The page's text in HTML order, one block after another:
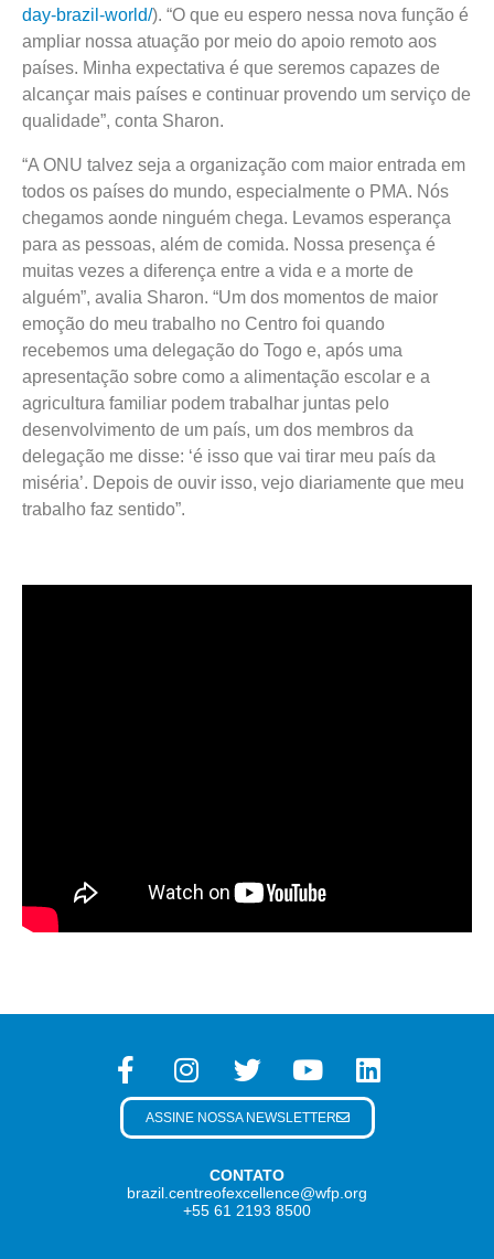
day-brazil-world/). “O que eu espero nessa nova função é
ampliar nossa atuação por meio do apoio remoto aos
países. Minha expectativa é que seremos capazes de
alcançar mais países e continuar provendo um serviço de
qualidade”, conta Sharon.
“A ONU talvez seja a organização com maior entrada em
todos os países do mundo, especialmente o PMA. Nós
chegamos aonde ninguém chega. Levamos esperança
para as pessoas, além de comida. Nossa presença é
muitas vezes a diferença entre a vida e a morte de
alguém”, avalia Sharon. “Um dos momentos de maior
emoção do meu trabalho no Centro foi quando
recebemos uma delegação do Togo e, após uma
apresentação sobre como a alimentação escolar e a
agricultura familiar podem trabalhar juntas pelo
desenvolvimento de um país, um dos membros da
delegação me disse: ‘é isso que vai tirar meu país da
miséria’. Depois de ouvir isso, vejo diariamente que meu
trabalho faz sentido”.
CONTATO
brazil.centreofexcellence@wfp.org
+55 61 2193 8500
ASSINE NOSSA NEWSLETTER